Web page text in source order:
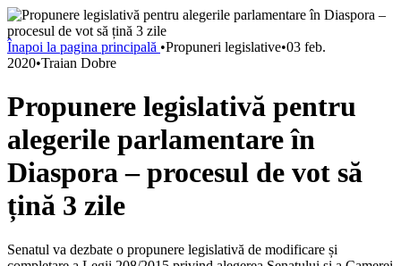
Înapoi la pagina principală •Propuneri legislative•03 feb.
2020•Traian Dobre
Propunere legislativă pentru
alegerile parlamentare în
Diaspora – procesul de vot să
țină 3 zile
Senatul va dezbate o propunere legislativă de modificare și